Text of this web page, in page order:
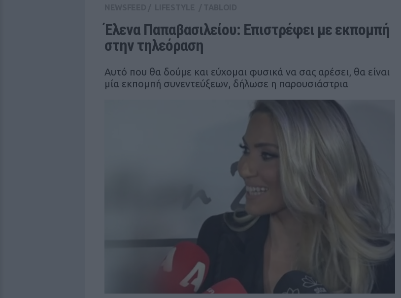
Έλενα Παπαβασιλείου: Επιστρέφει με εκπομπή
στην τηλεόραση
Αυτό που θα δούμε και εύχομαι φυσικά να σας αρέσει, θα είναι
μία εκπομπή συνεντεύξεων, δήλωσε η παρουσιάστρια